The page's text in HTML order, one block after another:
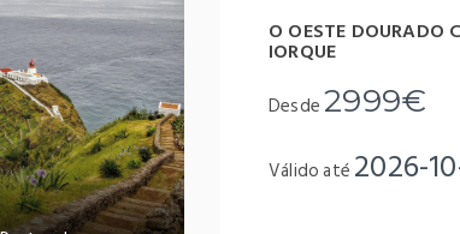
O OESTE DOURADO
IORQUE
Desde2999€
Válido até 2026-